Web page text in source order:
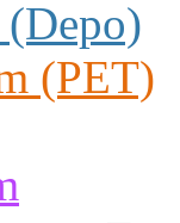
(PET)